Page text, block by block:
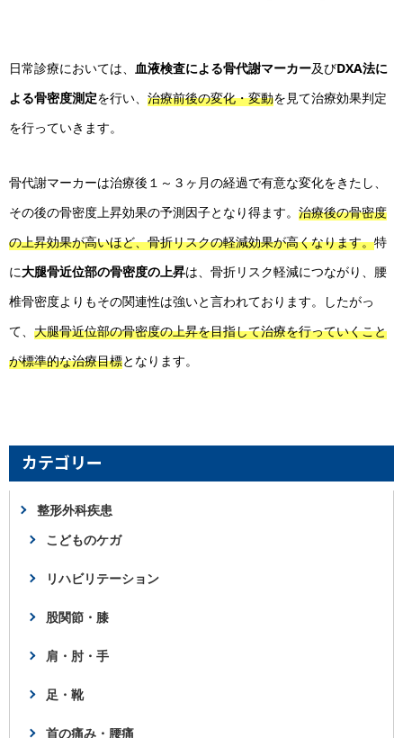
日常診療においては、 血液検査による骨代謝マーカー及びDXA法に
よる骨密度測定を行い、 治療前後の変化・変動を見て治療効果判定
を行っていきます。
骨代謝マーカーは治療後１～３ヶ月の経過で有意な変化をきたし、
その後の骨密度上昇効果の予測因子となり得ます。 治療後の骨密度
の上昇効果が高いほど、骨折リスクの軽減効果が高くなります。特
に大腿骨近位部の骨密度の上昇は、骨折リスク軽減につながり、腰
椎骨密度よりもその関連性は強いと言われております。したがっ
て、 大腿骨近位部の骨密度の上昇を目指して治療を行っていくこと
が標準的な治療目標となります。
カテゴリー
整形外科疾患
こどものケガ
リハビリテーション
股関節・膝
肩・肘・手
足・靴
首の痛み・腰痛